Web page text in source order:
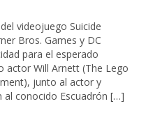
videojuego Suicide
Bros. Games y DC
para el esperado
actor Will Arnett (The Lego
junto al actor y
al conocido Escuadrón […]